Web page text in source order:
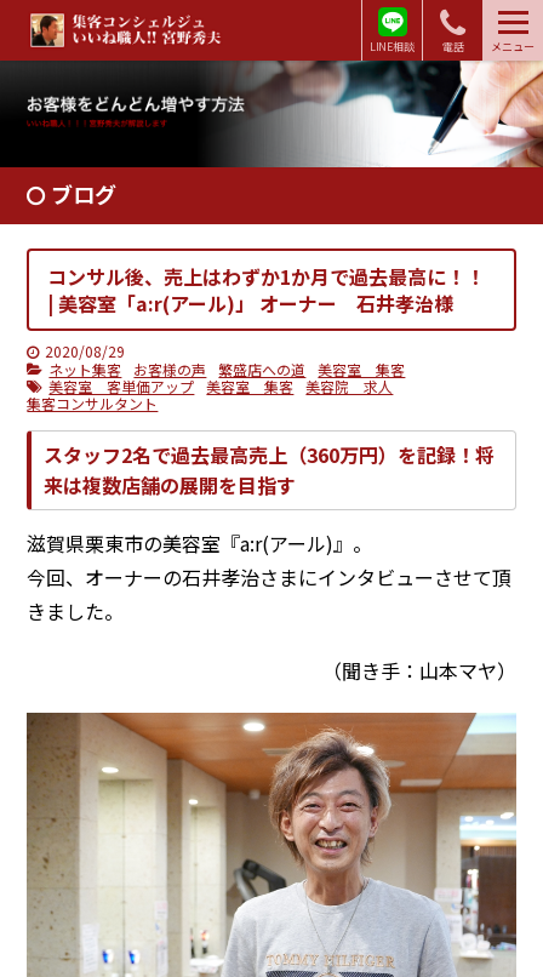
LINE相談 電話 メニュー
ブログ
コンサル後、売上はわずか1か月で過去最高に！！
| 美容室「a:r(アール)」 オーナー 石井孝治様
2020/08/29
ネット集客
お客様の声 繁盛店への道
美容室 集客
美容室 客単価アップ
美容室 集客
美容院 求人
集客コンサルタント
スタッフ2名で過去最高売上（360万円）を記録！将
来は複数店舗の展開を目指す
滋賀県栗東市の美容室『a:r(アール)』。
今回、オーナーの石井孝治さまにインタビューさせて頂
きました。
（聞き手：山本マヤ）